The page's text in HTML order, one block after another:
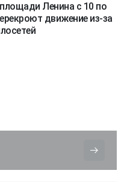
Ленина с 10 по
движение из-за